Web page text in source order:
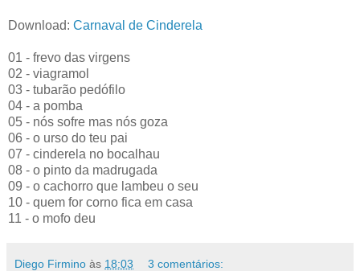
Download: Carnaval de Cinderela
01 - frevo das virgens
02 - viagramol
03 - tubarão pedófilo
04 - a pomba
05 - nós sofre mas nós goza
06 - o urso do teu pai
07 - cinderela no bocalhau
08 - o pinto da madrugada
09 - o cachorro que lambeu o seu
10 - quem for corno fica em casa
11 - o mofo deu
Diego Firmino às 18:03 3 comentários: